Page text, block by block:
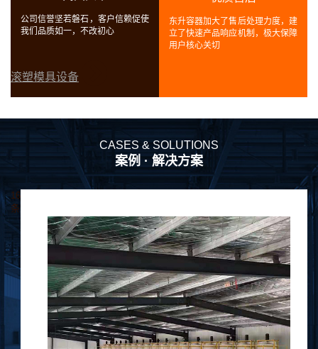
关于东升
CASES & SOLUTIONS
案例 · 解决方案
16
条